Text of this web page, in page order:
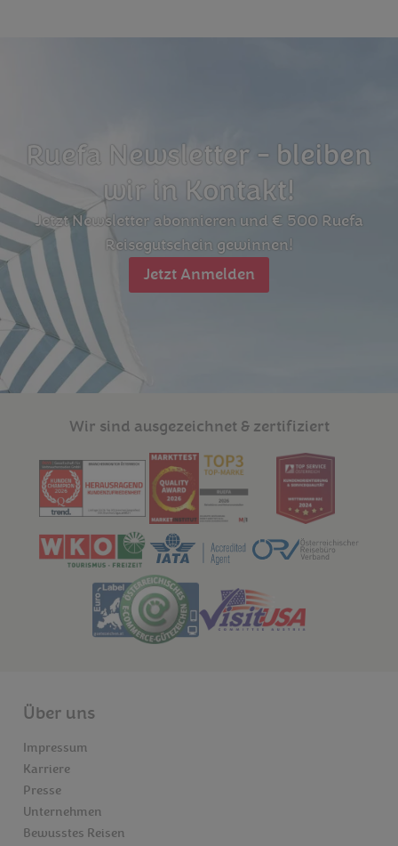
Ruefa Newsletter - bleiben
wir in Kontakt!
Jetzt Newsletter abonnieren und € 500 Ruefa
Reisegutschein gewinnen!
Jetzt Anmelden
Wir sind ausgezeichnet & zertifiziert
Über uns
Impressum
Karriere
Presse
Unternehmen
Bewusstes Reisen